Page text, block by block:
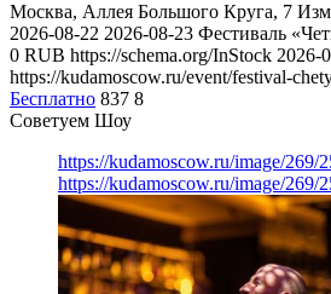
Москва, Аллея Большого Круга, 7
2026-08-22 2026-08-23 Фестиваль
0 RUB https://schema.org/InStock 2026-
https://kudamoscow.ru/event/festival-
Бесплатно 837 8
Советуем Шоу
https://kudamoscow.ru/image/269/
https://kudamoscow.ru/image/269/